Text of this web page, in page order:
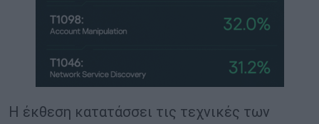
Η έκθεση κατατάσσει τις τεχνικές των